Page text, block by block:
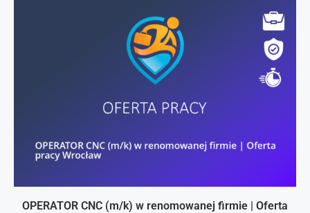
OPERATOR CNC (m/k) w renomowanej firmie | Oferta